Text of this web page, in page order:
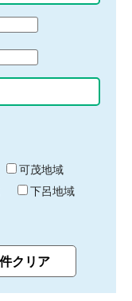
可茂地域
下呂地域